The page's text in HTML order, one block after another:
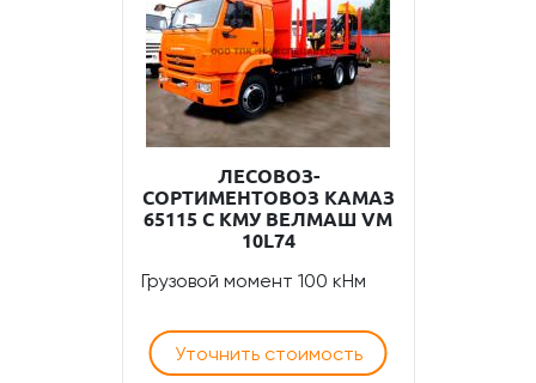
ЛЕСОВОЗ-
СОРТИМЕНТОВОЗ КАМАЗ
65115 С КМУ ВЕЛМАШ VM
10L74
Грузовой момент 100 кНм
Уточнить стоимость